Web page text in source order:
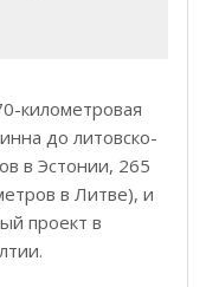
километровая
до литовско-
в Эстонии, 265
в Литве), и
проект в